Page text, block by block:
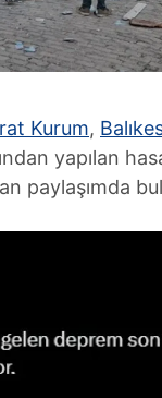
Kurum,
yapılan
paylaşımda